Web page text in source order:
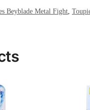
Beyblade Metal Fight,